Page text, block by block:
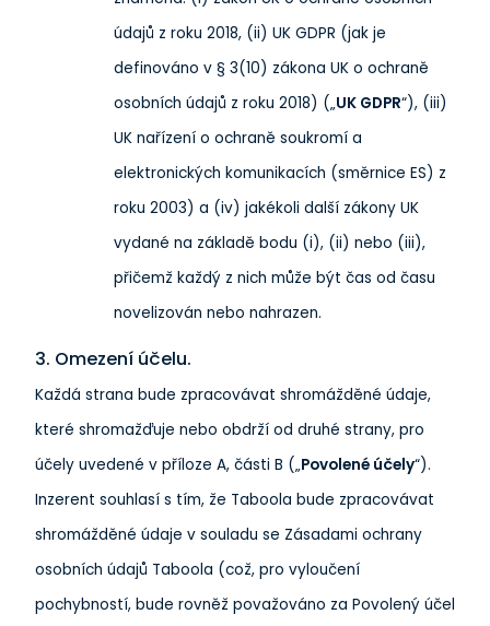
údajů z roku 2018, (ii) UK GDPR (jak je
definováno v § 3(10) zákona UK o ochraně
osobních údajů z roku 2018) („UK GDPR“), (iii)
UK nařízení o ochraně soukromí a
elektronických komunikacích (směrnice ES) z
roku 2003) a (iv) jakékoli další zákony UK
vydané na základě bodu (i), (ii) nebo (iii),
přičemž každý z nich může být čas od času
novelizován nebo nahrazen.
3. Omezení účelu.
Každá strana bude zpracovávat shromážděné údaje,
které shromažďuje nebo obdrží od druhé strany, pro
účely uvedené v příloze A, části B („Povolené účely“).
Inzerent souhlasí s tím, že Taboola bude zpracovávat
shromážděné údaje v souladu se Zásadami ochrany
osobních údajů Taboola (což, pro vyloučení
pochybností, bude rovněž považováno za Povolený účel